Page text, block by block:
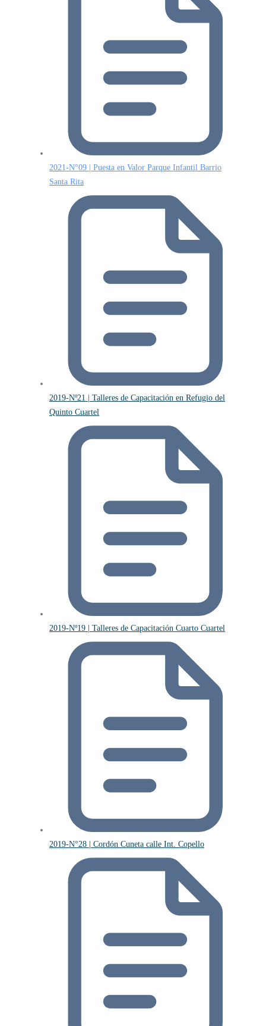
2021-N°09 | Puesta en Valor Parque Infantil Barrio
Santa Rita
2019-Nº21 | Talleres de Capacitación en Refugio del
Quinto Cuartel
2019-Nº19 | Talleres de Capacitación Cuarto Cuartel
2019-N°28 | Cordón Cuneta calle Int. Copello